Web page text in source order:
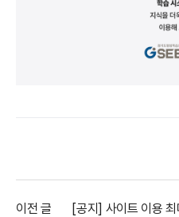
이전 글
[공지] 사이트 이용